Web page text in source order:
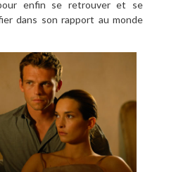
enfin se retrouver et se
dans son rapport au monde